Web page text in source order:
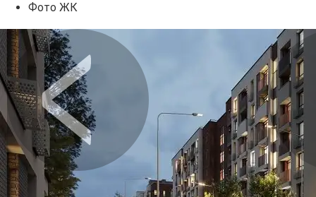
Фото ЖК
Предыдущее